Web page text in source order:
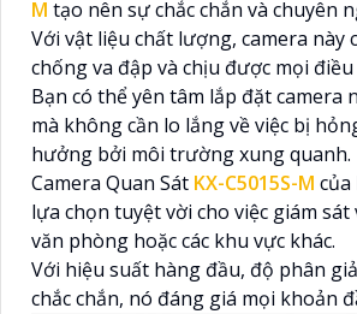
M tạo nên sự chắc chắn và chuyên
Với vật liệu chất lượng, camera này
chống va đập và chịu được mọi
Bạn có thể yên tâm lắp đặt camera
mà không cần lo lắng về việc bị
hưởng bởi môi trường xung quanh.
Camera Quan Sát KX-C5015S-M của
lựa chọn tuyệt vời cho việc giám sát
văn phòng hoặc các khu vực khác.
Với hiệu suất hàng đầu, độ phân
chắc chắn, nó đáng giá mọi khoản